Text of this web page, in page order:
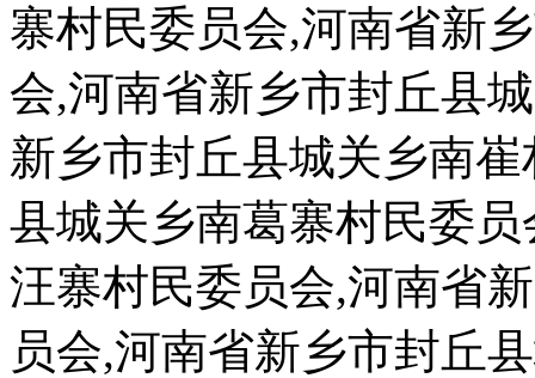
寨村民委员会,河南省新
会,河南省新乡市封丘县
新乡市封丘县城关乡南
县城关乡南葛寨村民委
汪寨村民委员会,河南省
员会,河南省新乡市封丘